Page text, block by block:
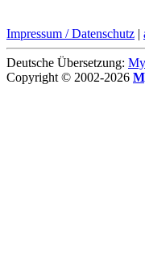
Impressum / Datenschutz |
Deutsche Übersetzung:
Copyright © 2002-2026